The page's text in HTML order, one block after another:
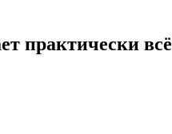
практически всё